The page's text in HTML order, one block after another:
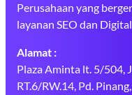
Perusahaan yang
layanan SEO dan
Alamat :
Plaza Aminta lt. 5/504,
RT.6/RW.14, Pd.